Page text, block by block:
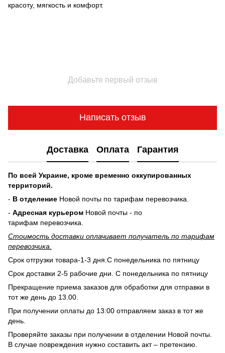
красоту, мягкость и комфорт.
Добавьте первый отзыв
Написать отзыв
Доставка Оплата Гарантия
По всей Украине, кроме временно оккупированных
территорий.
- В отделение Новой почты по тарифам перевозчика.
- Адресная курьером Новой почты - по
тарифам перевозчика.
Стоимость доставки оплачивает получатель по тарифам
перевозчика.
Срок отгрузки товара-1-3 дня.С понедельника по пятницу
Срок доставки 2-5 рабочие дни. С понедельника по пятницу
Прекращение приема заказов для обработки для отправки в
тот же день до 13.00.
При получении оплаты до 13:00 отправляем заказ в тот же
день.
Проверяйте заказы при получении в отделении Новой почты.
В случае повреждения нужно составить акт – претензию.